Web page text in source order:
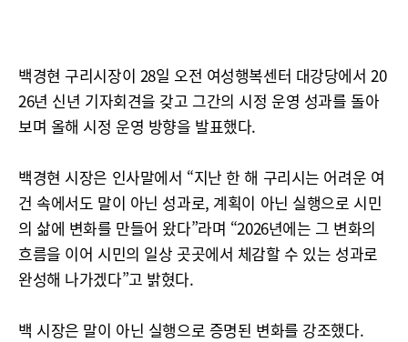
백경현 구리시장이 28일 오전 여성행복센터 대강당에서 20
26년 신년 기자회견을 갖고 그간의 시정 운영 성과를 돌아
보며 올해 시정 운영 방향을 발표했다.
백경현 시장은 인사말에서 “지난 한 해 구리시는 어려운 여
건 속에서도 말이 아닌 성과로, 계획이 아닌 실행으로 시민
의 삶에 변화를 만들어 왔다”라며 “2026년에는 그 변화의
흐름을 이어 시민의 일상 곳곳에서 체감할 수 있는 성과로
완성해 나가겠다”고 밝혔다.
백 시장은 말이 아닌 실행으로 증명된 변화를 강조했다.